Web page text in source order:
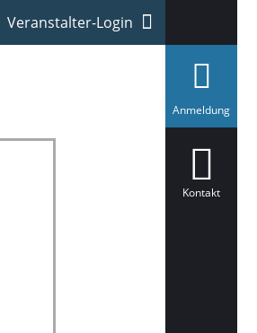
Veranstalter-Login
Anmeldunga
Kontakt